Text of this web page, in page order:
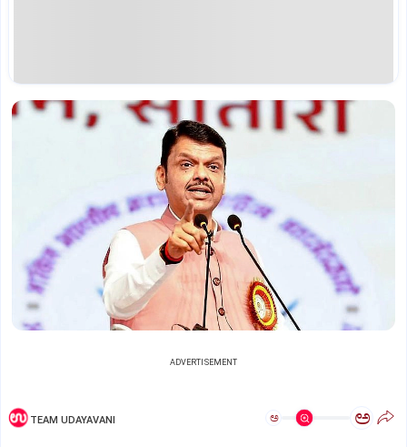
ADVERTISEMENT
TEAM UDAYAVANI ಅ ಅ